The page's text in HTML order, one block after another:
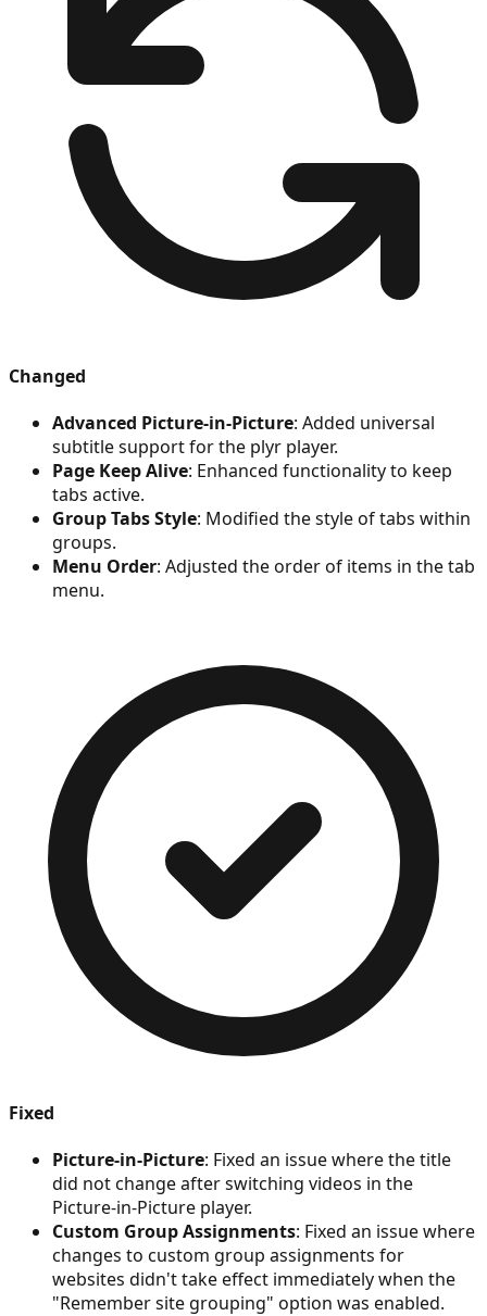
Changed
Advanced Picture-in-Picture: Added universal
subtitle support for the plyr player.
Page Keep Alive: Enhanced functionality to keep
tabs active.
Group Tabs Style: Modified the style of tabs within
groups.
Menu Order: Adjusted the order of items in the tab
menu.
Fixed
Picture-in-Picture: Fixed an issue where the title
did not change after switching videos in the
Picture-in-Picture player.
Custom Group Assignments: Fixed an issue where
changes to custom group assignments for
websites didn't take effect immediately when the
"Remember site grouping" option was enabled.